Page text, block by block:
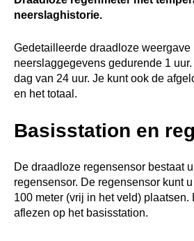
neerslaghistorie.
Gedetailleerde draadloze weergave
neerslaggegevens gedurende 1
dag van 24 uur. Je kunt ook de
en het totaal.
Basisstation en
De draadloze regensensor bestaat
regensensor. De regensensor kunt
100 meter (vrij in het veld) plaatsen.
aflezen op het basisstation.